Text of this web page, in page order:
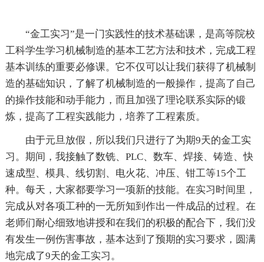
“金工实习”是一门实践性的技术基础课，是高等院校
工科学生学习机械制造的基本工艺方法和技术，完成工程
基本训练的重要必修课。它不仅可以让我们获得了机械制
造的基础知识，了解了机械制造的一般操作，提高了自己
的操作技能和动手能力，而且加强了理论联系实际的锻
炼，提高了工程实践能力，培养了工程素质。
由于元旦放假，所以我们只进行了为期9天的金工实
习。期间，我接触了数铣、PLC、数车、焊接、铸造、快
速成型、模具、线切割、电火花、冲压、钳工等15个工
种。每天，大家都要学习一项新的技能。在实习时间里，
完成从对各项工种的一无所知到作出一件成品的过程。在
老师们耐心细致地讲授和在我们的积极的配合下，我们没
有发生一例伤害事故，基本达到了预期的实习要求，圆满
地完成了9天的金工实习。